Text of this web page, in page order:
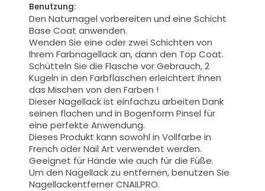
Benutzung:
Den Naturnagel vorbereiten und eine Schicht
Base Coat anwenden.
Wenden Sie eine oder zwei Schichten von
Ihrem Farbnagellack an, dann den Top Coat.
Schütteln Sie die Flasche vor Gebrauch,2
Kugeln in den Farbflaschen erleichtert Ihnen
das Mischen von den Farben !
Dieser Nagellack ist einfachzu arbeiten Dank
seinen flachen und in Bogenform Pinsel für
eine perfekte Anwendung.
Dieses Produkt kann sowohl in Vollfarbe in
French oder Nail Art verwendet werden.
Geeignet für Hände wie auch für die Füße.
Um den Nagellack zu entfernen, benutzen Sie
NagellackentfernerCNAILPRO.